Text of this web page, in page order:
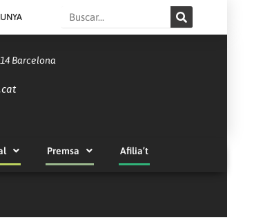
Search
Barcelona
Premsa Afilia’t